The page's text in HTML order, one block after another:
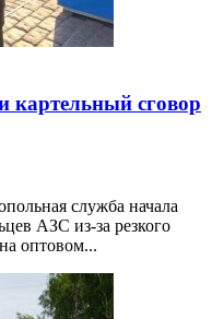
картельный сговор
служба начала
АЗС из-за резкого
оптовом...